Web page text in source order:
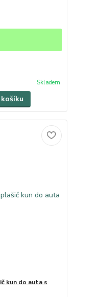
Skladem
kun do auta s